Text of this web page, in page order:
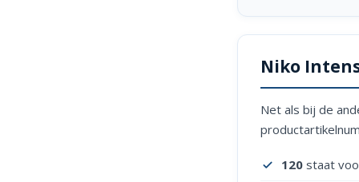
Niko
Net als bij de
120 staat